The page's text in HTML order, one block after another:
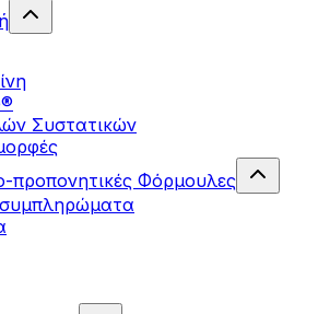
Συστατικών
προπονητικές Φόρμουλες